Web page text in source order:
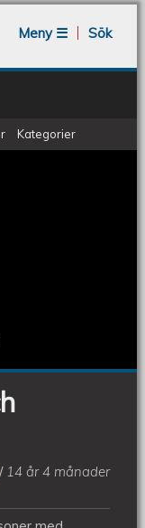
Meny ☰
Sök
Kategorier
14 år 4 månader